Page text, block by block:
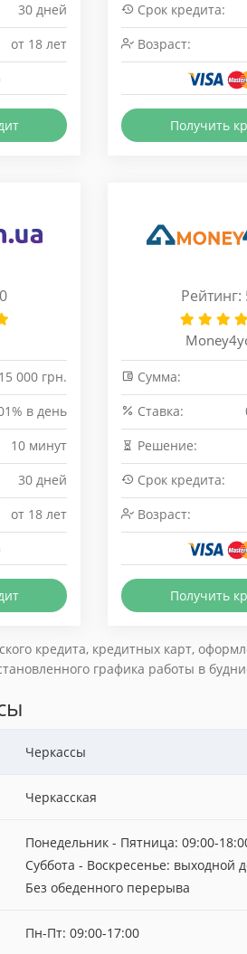
30 дней
от 18 лет
Срок кредита:
Возраст:
Получить
000 грн.
в день
10 минут
30 дней
от 18 лет
Рейтинг:
Сумма:
Cтавка:
Решение:
Срок кредита:
Возраст:
Получить
кредита, кредитных карт,
графика работы в
Черкассы
Черкасская
Понедельник - Пятница: 09:00-
Суббота - Воскресенье: выходной
Без обеденного перерыва
Пн-Пт: 09:00-17:00